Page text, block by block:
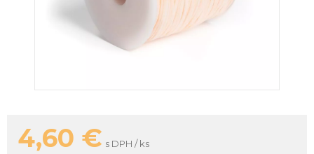
4,60 € s DPH / ks